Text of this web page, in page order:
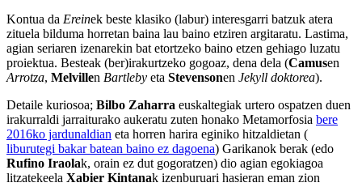
Kontua da Ereinek beste klasiko (labur) interesgarri batzuk atera
zituela bilduma horretan baina lau baino etziren argitaratu. Lastima,
agian seriaren izenarekin bat etortzeko baino etzen gehiago luzatu
proiektua. Besteak (ber)irakurtzeko gogoaz, dena dela (Camusen
Arrotza, Melvillen Bartleby eta Stevensonen Jekyll doktorea).
Detaile kuriosoa; Bilbo Zaharra euskaltegiak urtero ospatzen duen
irakurraldi jarraiturako aukeratu zuten honako Metamorfosia bere
2016ko jardunaldian eta horren harira eginiko hitzaldietan (
liburutegi bakar batean baino ez dagoena) Garikanok berak (edo
Rufino Iraolak, orain ez dut gogoratzen) dio agian egokiagoa
litzatekeela Xabier Kintanak izenburuari hasieran eman zion